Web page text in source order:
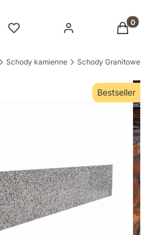
Schody kamienne Schody Granitowe
Bestseller